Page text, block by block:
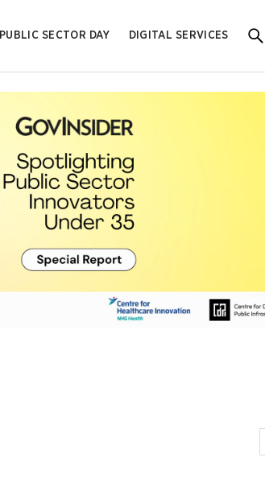
PUBLIC SECTOR DAY DIGITAL SERVICES